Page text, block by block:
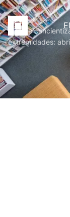
Mes de
extremidades: